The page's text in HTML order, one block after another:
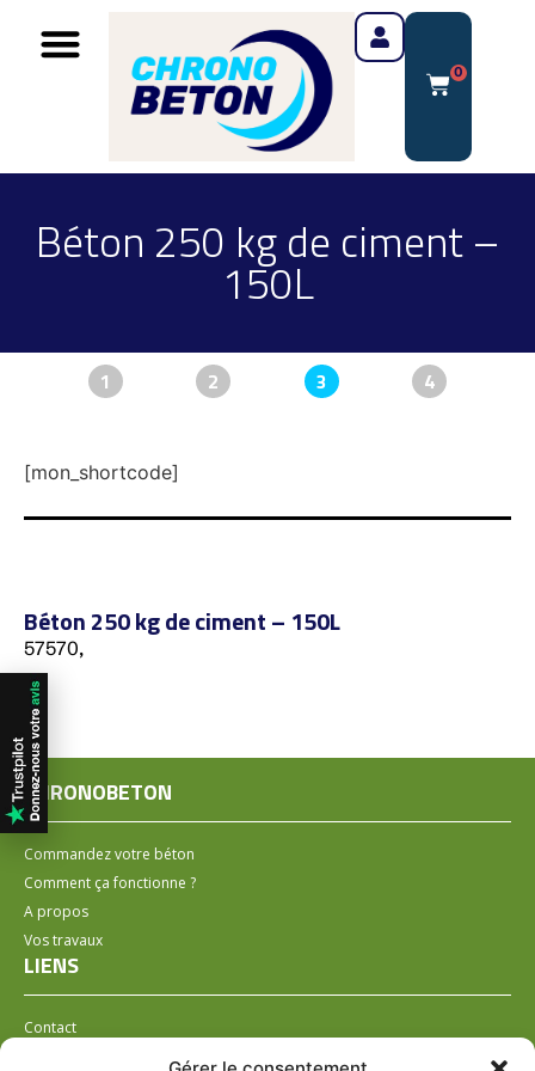
0
Béton 250 kg de ciment –
150L
1 2 3 4
[mon_shortcode]
Béton 250 kg de ciment – 150L
57570,
CHRONOBETON
Commandez votre béton
Comment ça fonctionne ?
A propos
Vos travaux
LIENS
Contact